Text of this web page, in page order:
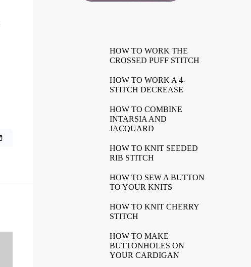
HOW TO WORK THE
CROSSED PUFF STITCH
HOW TO WORK A 4-
STITCH DECREASE
HOW TO COMBINE
INTARSIA AND
JACQUARD
HOW TO KNIT SEEDED
RIB STITCH
HOW TO SEW A BUTTON
TO YOUR KNITS
HOW TO KNIT CHERRY
STITCH
HOW TO MAKE
BUTTONHOLES ON
YOUR CARDIGAN